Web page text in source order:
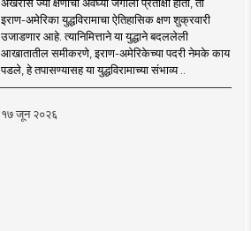
इराण-अमेरिका युद्धविरामाचा ऐतिहासिक क्षण शुक्रवारी
उजाडणार आहे. त्यानिमित्ताने या युद्धाने बदललेली
आखातातील समीकरणे, इराण-अमेरिकेच्या पदरी नेमके काय
पडले, हे तपासण्यासह या युद्धविरामाच्या संभाव्य ..
१७ जून २०२६